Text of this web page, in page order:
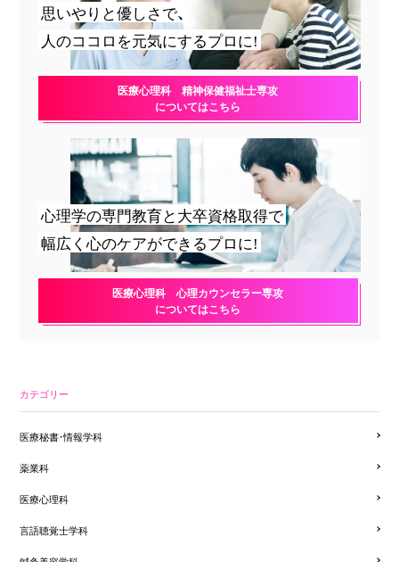
思いやりと優しさで、
人のココロを元気にするプロに!
医療心理科 精神保健福祉士専攻
についてはこちら
心理学の専門教育と大卒資格取得で
幅広く心のケアができるプロに!
医療心理科 心理カウンセラー専攻
についてはこちら
カテゴリー
医療秘書・情報学科
薬業科
医療心理科
言語聴覚士学科